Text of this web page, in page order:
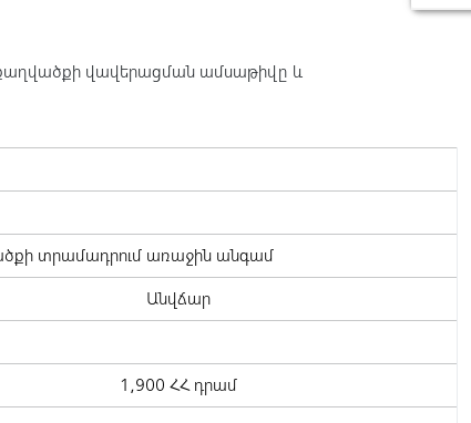
վավերացման ամսաթիվը և
տրամադրում առաջին անգամ
Անվճար
1,900 ՀՀ դրամ